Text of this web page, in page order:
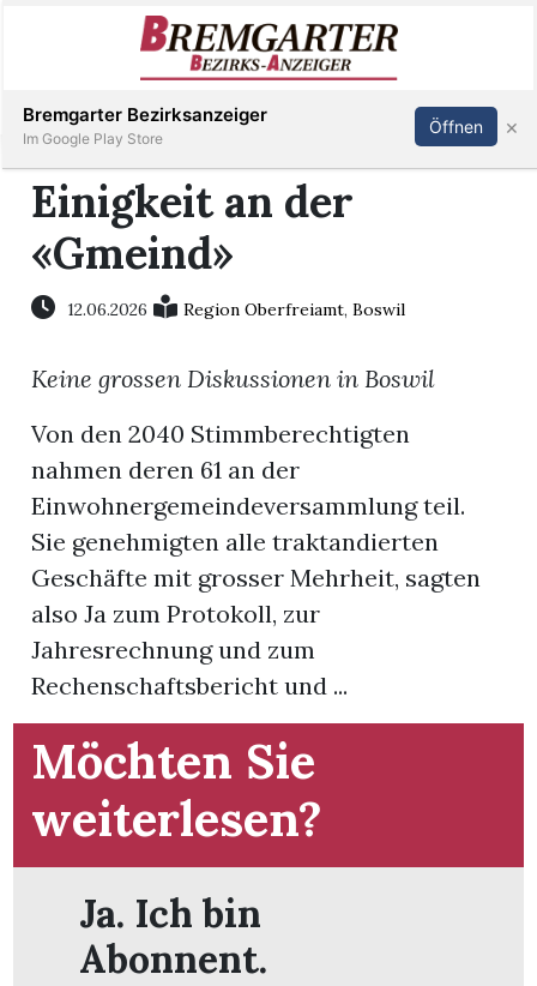
Immobilien
Veranstaltungen
Stellen
E-
Paper
Newsletter
Bremgarten
Inserieren Abonnieren Anmelden
Einigkeit an der
«Gmeind»
12.06.2026 Region Oberfreiamt,Boswil
Keine grossen Diskussionen in Boswil
Von den 2040 Stimmberechtigten
nahmen deren 61 an der
Einwohnergemeindeversammlung teil.
Sie genehmigten alle traktandierten
Geschäfte mit grosser Mehrheit, sagten
also Ja zum Protokoll, zur
Jahresrechnung und zum
Rechenschaftsbericht und ...
Möchten Sie
weiterlesen?
Ja. Ich bin
Abonnent.
Bremgarter Bezirksanzeiger
Im Google Play Store
Öffnen ×